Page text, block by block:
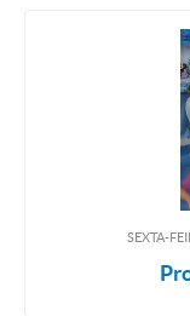
SEXTA-